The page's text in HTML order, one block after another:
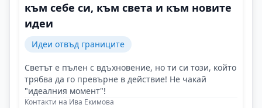
към себе си, към света и към новите
идеи
Идеи отвъд границите
Светът е пълен с вдъхновение, но ти си този, който
трябва да го превърне в действие! Не чакай
"идеалния момент"!
Контакти на Ива Екимова